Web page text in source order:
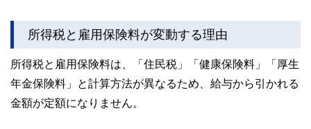
所得税と雇用保険料が変動する理由
所得税と雇用保険料は、「住民税」「健康保険料」「厚生
年金保険料」と計算方法が異なるため、給与から引かれる
金額が定額になりません。